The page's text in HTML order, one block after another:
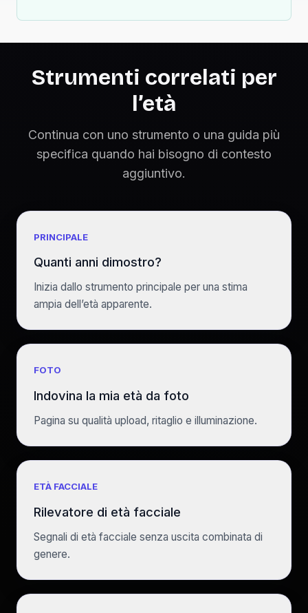
Strumenti correlati per
l’età
Continua con uno strumento o una guida più
specifica quando hai bisogno di contesto
aggiuntivo.
PRINCIPALE
Quanti anni dimostro?
Inizia dallo strumento principale per una stima
ampia dell’età apparente.
FOTO
Indovina la mia età da foto
Pagina su qualità upload, ritaglio e illuminazione.
ETÀ FACCIALE
Rilevatore di età facciale
Segnali di età facciale senza uscita combinata di
genere.